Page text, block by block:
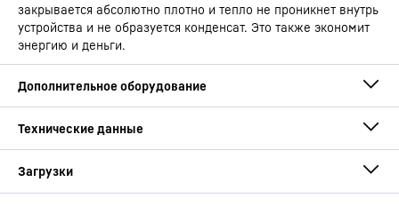
закрывается абсолютно плотно и тепло не проникнет внутрь
устройства и не образуется конденсат. Это также экономит
энергию и деньги.